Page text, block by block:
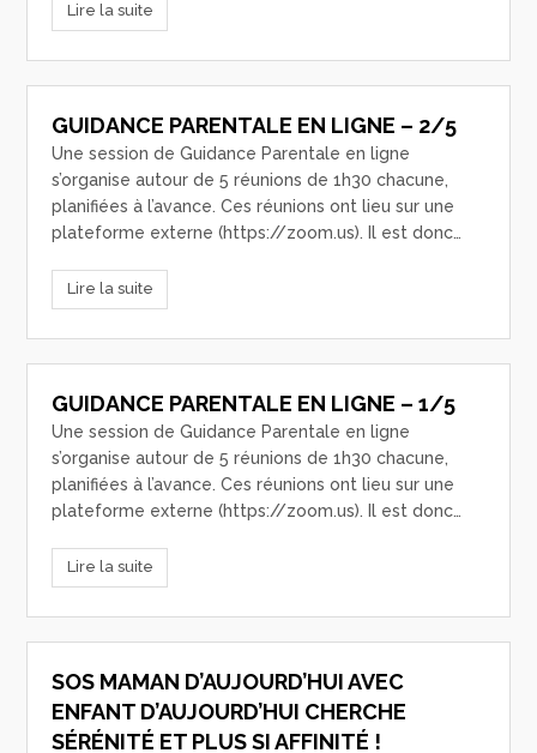
Lire la suite
GUIDANCE PARENTALE EN LIGNE – 2/5
Une session de Guidance Parentale en ligne
s’organise autour de 5 réunions de 1h30 chacune,
planifiées à l’avance. Ces réunions ont lieu sur une
plateforme externe (https://zoom.us). Il est donc…
Lire la suite
GUIDANCE PARENTALE EN LIGNE – 1/5
Une session de Guidance Parentale en ligne
s’organise autour de 5 réunions de 1h30 chacune,
planifiées à l’avance. Ces réunions ont lieu sur une
plateforme externe (https://zoom.us). Il est donc…
Lire la suite
SOS MAMAN D’AUJOURD’HUI AVEC
ENFANT D’AUJOURD’HUI CHERCHE
SÉRÉNITÉ ET PLUS SI AFFINITÉ !